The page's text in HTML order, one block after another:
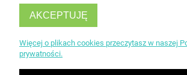
AKCEPTUJĘ
Więcej o plikach cookies przeczytasz w naszej
prywatności.